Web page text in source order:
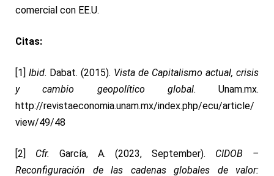
comercial con EE.U.
Citas:
[1] Ibid. Dabat. (2015). Vista de Capitalismo actual, crisis
y cambio geopolítico global. Unam.mx.
http://revistaeconomia.unam.mx/index.php/ecu/article/
view/49/48
[2] Cfr. García, A. (2023, September). CIDOB –
Reconfiguración de las cadenas globales de valor: